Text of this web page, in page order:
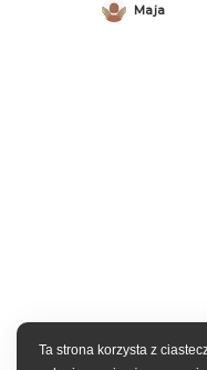
Posted
by
Maja
Ta strona korzysta z